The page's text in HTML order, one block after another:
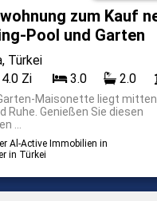
zum Kauf
Pool und Garten
Türkei
4.0 Zi 3.0 2.0
Maisonette liegt
Ruhe. Genießen Sie diesen
...
Al-Active Immobilien in